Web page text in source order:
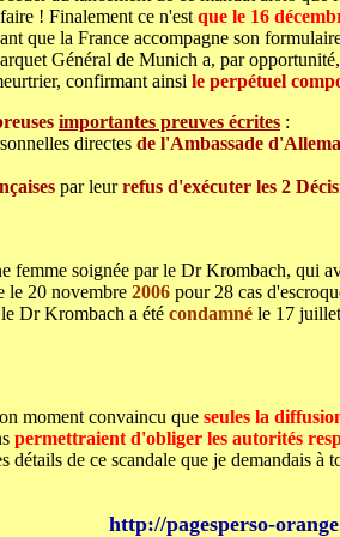
! Finalement ce n'est que le 16
la France accompagne son
Général de Munich a, par opportunité,
confirmant ainsi le perpétuel
importantes preuves écrites :
directes de l'Ambassade
par leurrefus d'exécuter les 2
femme soignée par le Dr Krombach, qui
le 20 novembre 2006 pour 28 cas
Dr Krombach a été condamné le 17
moment convaincu que seules la
permettraient d'obliger les autorités
de ce scandale que je demandais à
http://pagesperso-